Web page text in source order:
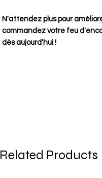
N'attendez plus pour
commandez votre feu
dès aujourd'hui !
Related Products